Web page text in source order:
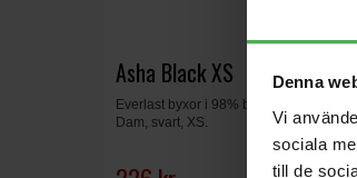
Denna
Vi
sociala
till de
Asha Black XS
Everlast byxor i 98% bomull och 2%
Dam, svart, XS.